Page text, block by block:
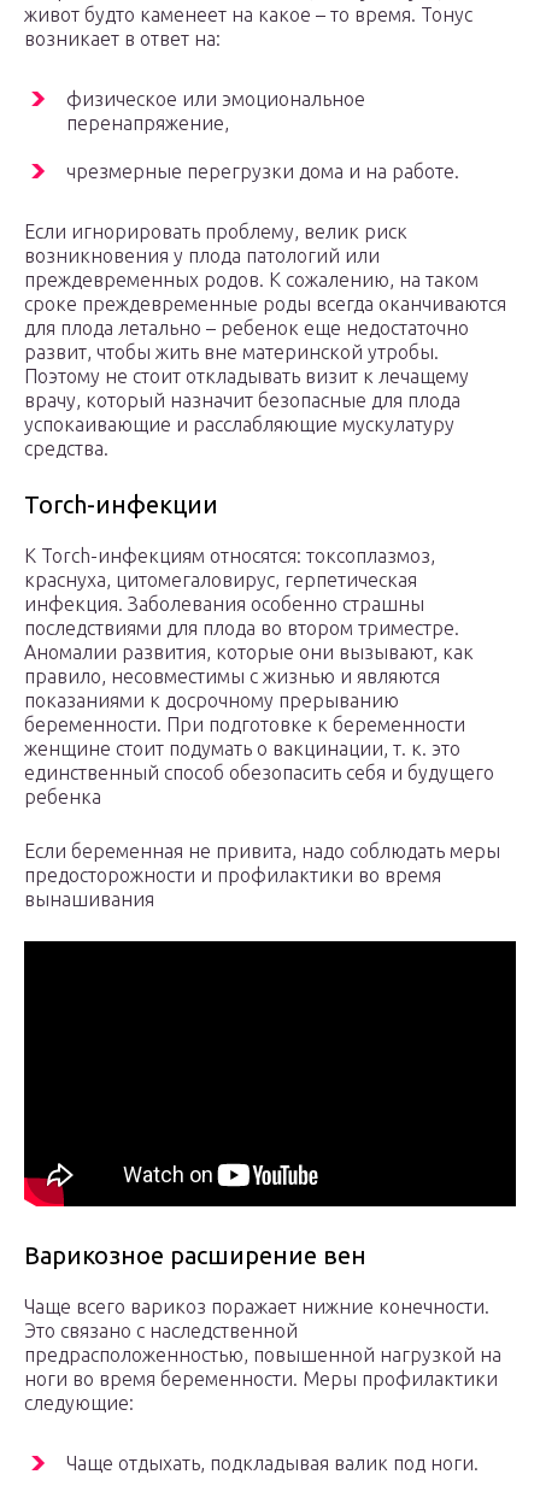
живот будто каменеет на какое – то время. Тонус
возникает в ответ на:
физическое или эмоциональное
перенапряжение,
чрезмерные перегрузки дома и на работе.
Если игнорировать проблему, велик риск
возникновения у плода патологий или
преждевременных родов. К сожалению, на таком
сроке преждевременные роды всегда оканчиваются
для плода летально – ребенок еще недостаточно
развит, чтобы жить вне материнской утробы.
Поэтому не стоит откладывать визит к лечащему
врачу, который назначит безопасные для плода
успокаивающие и расслабляющие мускулатуру
средства.
Torch-инфекции
К Torch-инфекциям относятся: токсоплазмоз,
краснуха, цитомегаловирус, герпетическая
инфекция. Заболевания особенно страшны
последствиями для плода во втором триместре.
Аномалии развития, которые они вызывают, как
правило, несовместимы с жизнью и являются
показаниями к досрочному прерыванию
беременности. При подготовке к беременности
женщине стоит подумать о вакцинации, т. к. это
единственный способ обезопасить себя и будущего
ребенка
Если беременная не привита, надо соблюдать меры
предосторожности и профилактики во время
вынашивания
Варикозное расширение вен
Чаще всего варикоз поражает нижние конечности.
Это связано с наследственной
предрасположенностью, повышенной нагрузкой на
ноги во время беременности. Меры профилактики
следующие:
Чаще отдыхать, подкладывая валик под ноги.